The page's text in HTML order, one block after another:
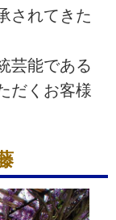
されてきた
芸能である
だくお客様